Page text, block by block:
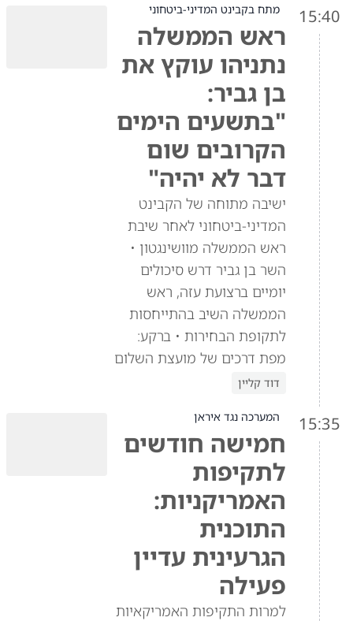
15:40 מתח בקבינט המדיני-ביטחוני
ראש הממשלה
נתניהו עוקץ את
בן גביר:
"בתשעים הימים
הקרובים שום
דבר לא יהיה"
ישיבה מתוחה של הקבינט
המדיני-ביטחוני לאחר שיבת
ראש הממשלה מוושינגטון •
השר בן גביר דרש סיכולים
יומיים ברצועת עזה, ראש
הממשלה השיב בהתייחסות
לתקופת הבחירות • ברקע:
מפת דרכים של מועצת השלום
דוד קליין
15:35 המערכה נגד איראן
חמישה חודשים
לתקיפות
האמריקניות:
התוכנית
הגרעינית עדיין
פעילה
למרות התקיפות האמריקאיות